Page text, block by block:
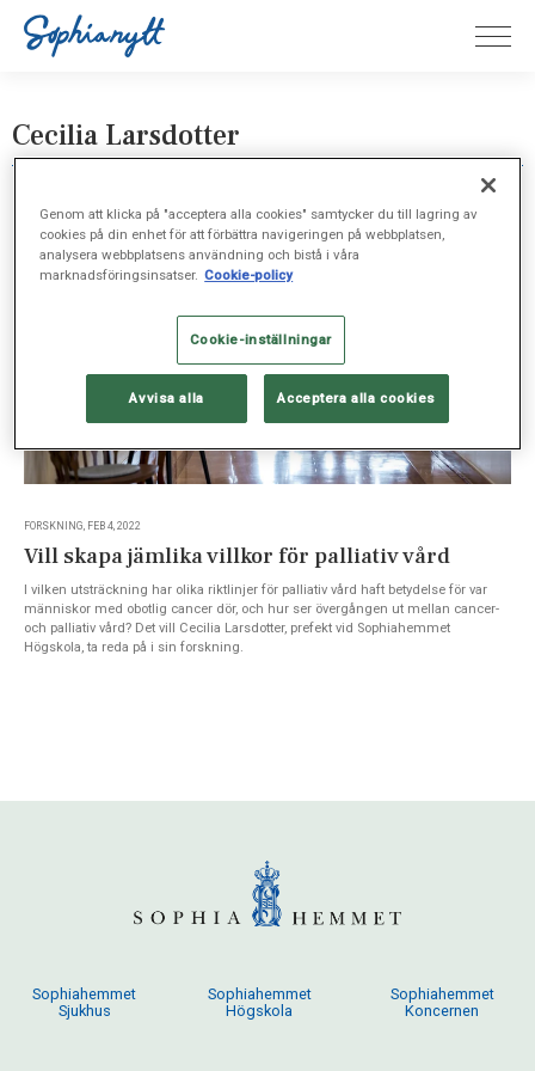
Cecilia Larsdotter
FORSKNING, FEB 4, 2022
Vill skapa jämlika villkor för palliativ vård
I vilken utsträckning har olika riktlinjer för palliativ vård haft betydelse för var
människor med obotlig cancer dör, och hur ser övergången ut mellan cancer-
och palliativ vård? Det vill Cecilia Larsdotter, prefekt vid Sophiahemmet
Högskola, ta reda på i sin forskning.
Sophiahemmet
Sjukhus
Sophiahemmet
Högskola
Sophiahemmet
Koncernen
Genom att klicka på "acceptera alla cookies" samtycker du till lagring av
cookies på din enhet för att förbättra navigeringen på webbplatsen,
analysera webbplatsens användning och bistå i våra
marknadsföringsinsatser. Cookie-policy
Cookie-inställningar
Avvisa alla Acceptera alla cookies